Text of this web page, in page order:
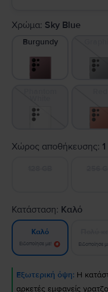
Χρώμα: Sky Blue
Burgundy
Χώρος αποθήκευσης:
Κατάσταση: Καλό
Καλό
Ειδοποίησε με! Ειδοποίησε
Εξωτερική όψη: Η
αρκετές εμφανείς